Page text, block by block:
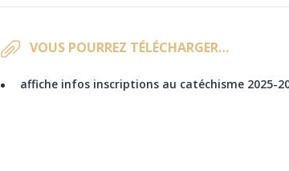
VOUS POURREZ TÉLÉCHARGER…
affiche infos inscriptions au catéchisme 2025-